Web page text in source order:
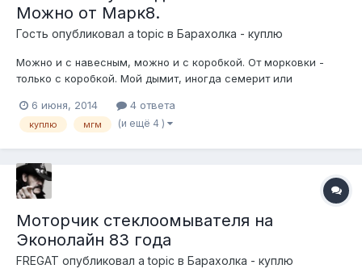
Можно от Марк8.
Гость опубликовал a topic в Барахолка - куплю
Можно и с навесным, можно и с коробкой. От морковки -
только с коробкой. Мой дымит, иногда семерит или
вариант покупки марка из прибалтики, савместна с кем
нибудь. Мне тока двигло с коробасиной.
6 июня, 2014 4 ответа
куплю мгм (и ещё 4 )
Моторчик стеклоомывателя на
Эконолайн 83 года
FREGAT опубликовал a topic в Барахолка - куплю